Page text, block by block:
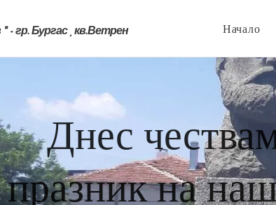
гр. Бургас , кв.Ветрен Начало
Днес
празник на